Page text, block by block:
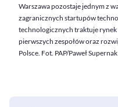
Warszawa pozostaje jednym z
zagranicznych startupów
technologicznych traktuje
pierwszych zespołów oraz
Polsce. Fot. PAP/Paweł Supernak